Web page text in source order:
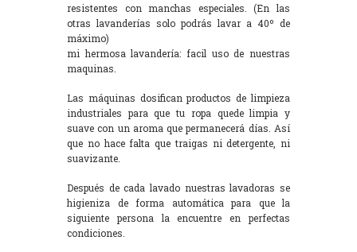
resistentes con manchas especiales. (En las
otras lavanderías solo podrás lavar a 40º de
máximo)
mi hermosa lavandería: facil uso de nuestras
maquinas.
Las máquinas dosifican productos de limpieza
industriales para que tu ropa quede limpia y
suave con un aroma que permanecerá días. Así
que no hace falta que traigas ni detergente, ni
suavizante.
Después de cada lavado nuestras lavadoras se
higieniza de forma automática para que la
siguiente persona la encuentre en perfectas
condiciones.